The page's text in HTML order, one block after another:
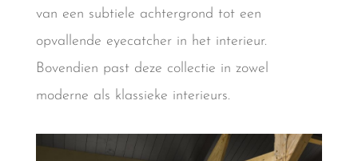
van een subtiele achtergrond tot een
opvallende eyecatcher in het interieur.
Bovendien past deze collectie in zowel
moderne als klassieke interieurs.